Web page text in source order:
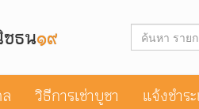
ธน๑๙
วิธีการเช่าบูชา แจ้งชำร